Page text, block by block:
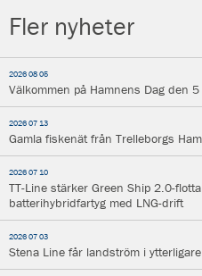
Fler nyheter
2026 08 05
Välkommen på Hamnens Dag den
2026 07 13
Gamla fiskenät från Trelleborgs
2026 07 10
TT-Line stärker Green Ship 2.0-
batterihybridfartyg med LNG-drift
2026 07 03
Stena Line får landström i